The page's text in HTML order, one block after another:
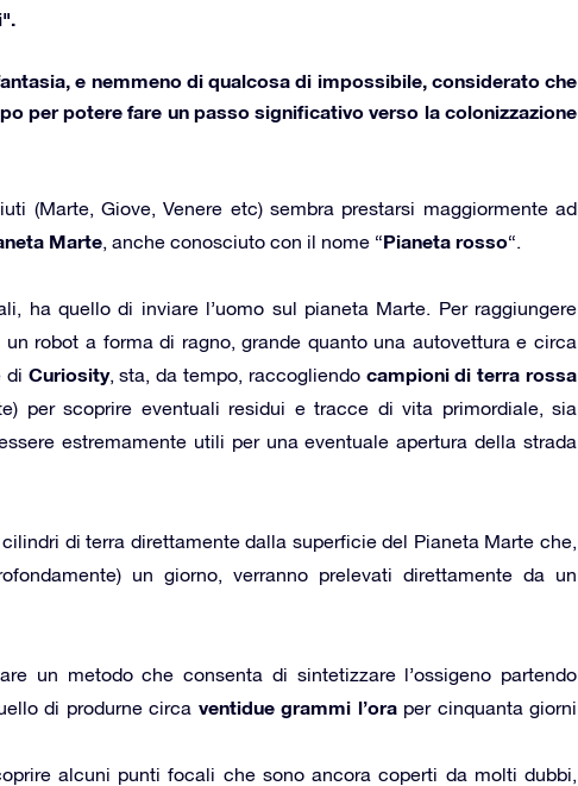
e nemmeno di qualcosa di impossibile, considerato che
per potere fare un passo significativo verso la colonizzazione
(Marte, Giove, Venere etc) sembra prestarsi maggiormente ad
Marte, anche conosciuto con il nome “Pianeta rosso“.
ha quello di inviare l’uomo sul pianeta Marte. Per raggiungere
robot a forma di ragno, grande quanto una autovettura e circa
di Curiosity, sta, da tempo, raccogliendo campioni di terra rossa
per scoprire eventuali residui e tracce di vita primordiale, sia
estremamente utili per una eventuale apertura della strada
di terra direttamente dalla superficie del Pianeta Marte che,
un giorno, verranno prelevati direttamente da un
un metodo che consenta di sintetizzare l’ossigeno partendo
di produrne circa ventidue grammi l’oraper cinquanta giorni
alcuni punti focali che sono ancora coperti da molti dubbi,